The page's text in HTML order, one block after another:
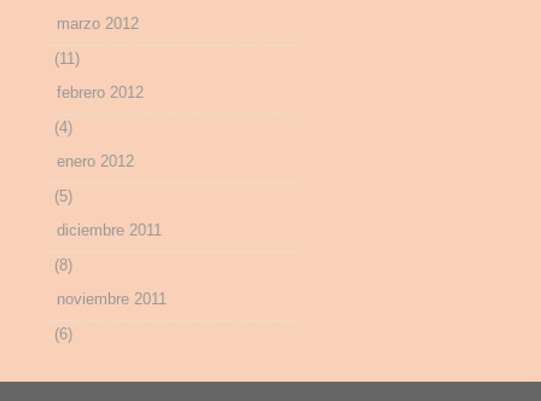
marzo 2012
(11)
febrero 2012
(4)
enero 2012
(5)
diciembre 2011
(8)
noviembre 2011
(6)